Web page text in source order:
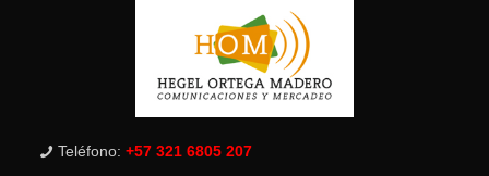
Teléfono: +57 321 6805 207